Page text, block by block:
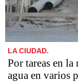
LA CIUDAD.
Por tareas en la
agua en varios